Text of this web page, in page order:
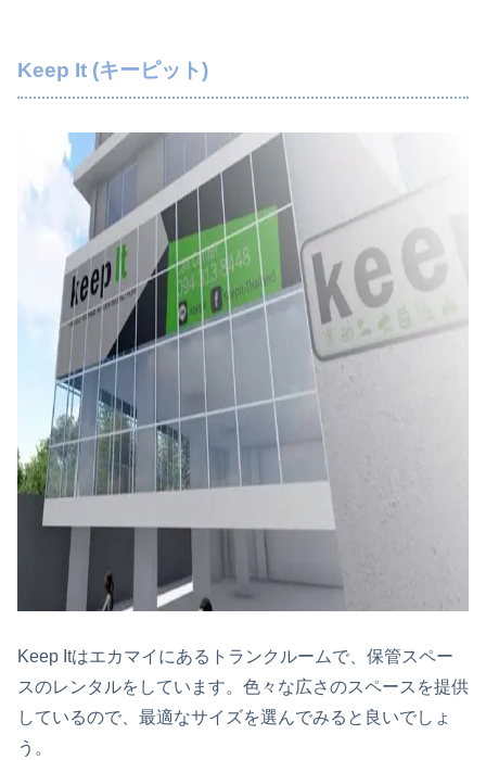
Keep It (キーピット)
Keep Itはエカマイにあるトランクルームで、保管スペー
スのレンタルをしています。色々な広さのスペースを提供
しているので、最適なサイズを選んでみると良いでしょ
う。